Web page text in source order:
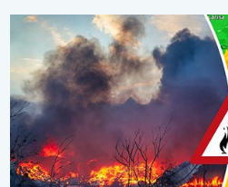
Šumski požari besne na